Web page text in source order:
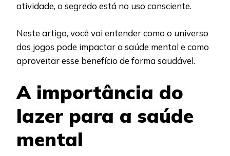
atividade, o segredo está no uso consciente.
Neste artigo, você vai entender como o universo
dos jogos pode impactar a saúde mental e como
aproveitar esse benefício de forma saudável.
A importância do
lazer para a saúde
mental